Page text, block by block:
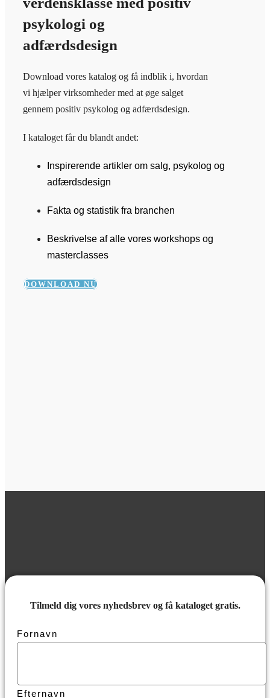
psykologi og
adfærdsdesign
Download vores katalog og få indblik i, hvordan
vi hjælper virksomheder med at øge salget
gennem positiv psykolog og adfærdsdesign.
I kataloget får du blandt andet:
Inspirerende artikler om salg, psykolog og
adfærdsdesign
Fakta og statistik fra branchen
Beskrivelse af alle vores workshops og
masterclasses
DOWNLOAD NU
Tilmeld dig vores nyhedsbrev og få kataloget gratis.
Fornavn
Efternavn